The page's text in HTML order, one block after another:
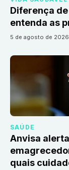
Diferença
entenda as
5 de agosto de 2026
SAÚDE
Anvisa
quais